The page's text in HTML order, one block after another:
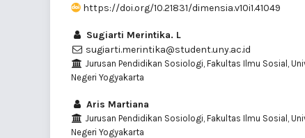
https://doi.org/10.21831/dimensia.v10i1.41049
Sugiarti Merintika. L
sugiarti.merintika@student.uny.ac.id
Jurusan Pendidikan Sosiologi, Fakultas Ilmu Sosial,
Negeri Yogyakarta
Aris Martiana
Jurusan Pendidikan Sosiologi, Fakultas Ilmu Sosial,
Negeri Yogyakarta